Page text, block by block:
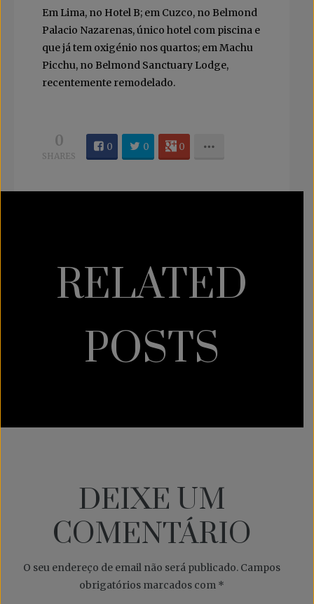
Em Lima, no Hotel B; em Cuzco, no Belmond
Palacio Nazarenas, único hotel com piscina e
que já tem oxigénio nos quartos; em Machu
Picchu, no Belmond Sanctuary Lodge,
recentemente remodelado.
0
SHARES
0 0 0
RELATED
POSTS
DEIXE UM
COMENTÁRIO
O seu endereço de email não será publicado. Campos
obrigatórios marcados com *